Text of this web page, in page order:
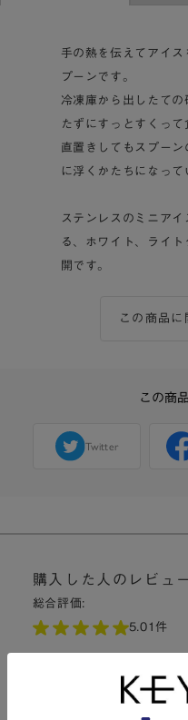
手の熱を伝えてアイ
プーンです。
冷凍庫から出したて
たずにすっとすくって
直置きしてもスプー
に浮くかたちになって
ステンレスのミニア
る、ホワイト、ライ
開です。
この商品に
この商
Twitter
購入した人のレビュー
総合評価:
5.01件
5